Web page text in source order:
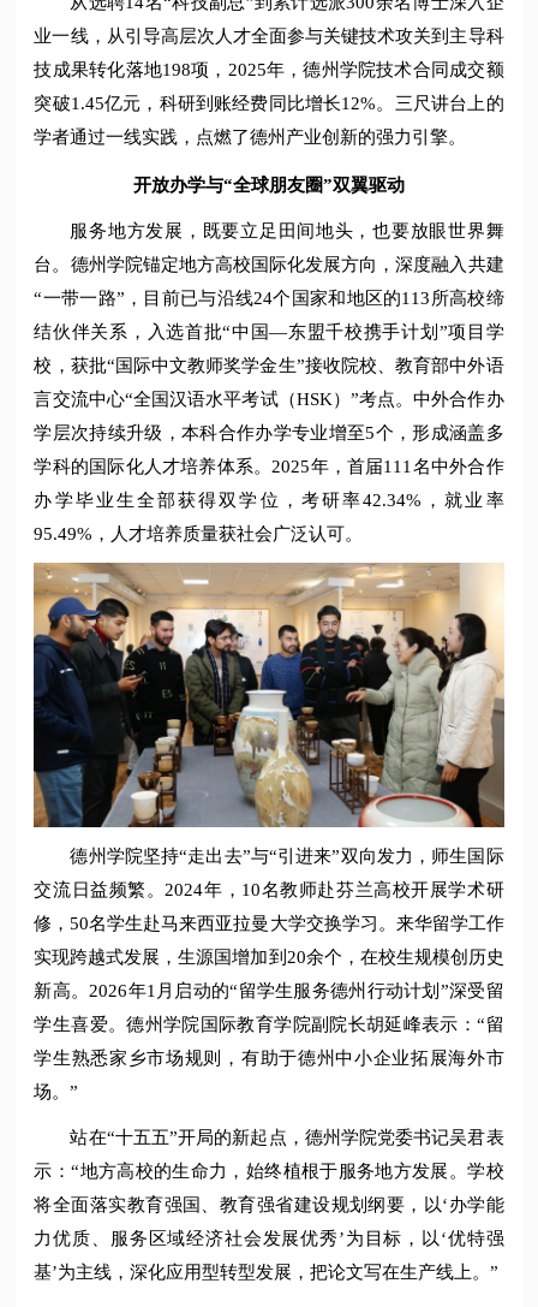
业一线，从引导高层次人才全面参与关键技术攻关到主导科
技成果转化落地198项，2025年，德州学院技术合同成交额
突破1.45亿元，科研到账经费同比增长12%。三尺讲台上的
学者通过一线实践，点燃了德州产业创新的强力引擎。
开放办学与“全球朋友圈”双翼驱动
服务地方发展，既要立足田间地头，也要放眼世界舞
台。德州学院锚定地方高校国际化发展方向，深度融入共建
“一带一路”，目前已与沿线24个国家和地区的113所高校缔
结伙伴关系，入选首批“中国—东盟千校携手计划”项目学
校，获批“国际中文教师奖学金生”接收院校、教育部中外语
言交流中心“全国汉语水平考试（HSK）”考点。中外合作办
学层次持续升级，本科合作办学专业增至5个，形成涵盖多
学科的国际化人才培养体系。2025年，首届111名中外合作
办学毕业生全部获得双学位，考研率42.34%，就业率
95.49%，人才培养质量获社会广泛认可。
德州学院坚持“走出去”与“引进来”双向发力，师生国际
交流日益频繁。2024年，10名教师赴芬兰高校开展学术研
修，50名学生赴马来西亚拉曼大学交换学习。来华留学工作
实现跨越式发展，生源国增加到20余个，在校生规模创历史
新高。2026年1月启动的“留学生服务德州行动计划”深受留
学生喜爱。德州学院国际教育学院副院长胡延峰表示：“留
学生熟悉家乡市场规则，有助于德州中小企业拓展海外市
场。”
站在“十五五”开局的新起点，德州学院党委书记吴君表
示：“地方高校的生命力，始终植根于服务地方发展。学校
将全面落实教育强国、教育强省建设规划纲要，以‘办学能
力优质、服务区域经济社会发展优秀’为目标，以‘优特强
基’为主线，深化应用型转型发展，把论文写在生产线上。”